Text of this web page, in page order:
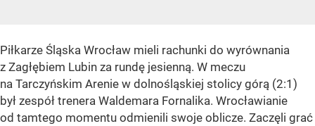
Piłkarze Śląska Wrocław mieli rachunki do wyrównania
z Zagłębiem Lubin za rundę jesienną. W meczu
na Tarczyńskim Arenie w dolnośląskiej stolicy górą (2:1)
był zespół trenera Waldemara Fornalika. Wrocławianie
od tamtego momentu odmienili swoje oblicze. Zaczęli grać